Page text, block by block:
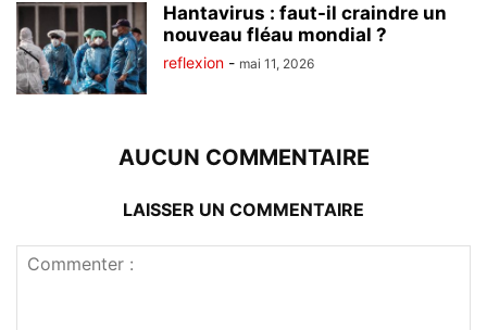
Hantavirus : faut-il craindre un
nouveau fléau mondial ?
reflexion - mai 11, 2026
AUCUN COMMENTAIRE
LAISSER UN COMMENTAIRE